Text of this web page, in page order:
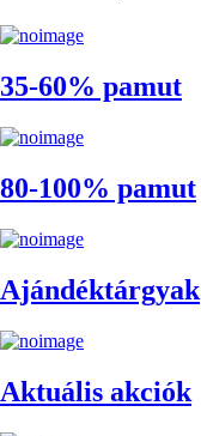
35-60% pamut
80-100% pamut
Ajándéktárgyak
Aktuális akciók